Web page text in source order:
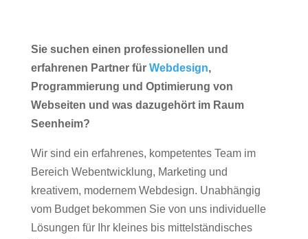
Sie suchen einen professionellen und
erfahrenen Partner für Webdesign,
Programmierung und Optimierung von
Webseiten und was dazugehört im Raum
Seenheim?
Wir sind ein erfahrenes, kompetentes Team im
Bereich Webentwicklung, Marketing und
kreativem, modernem Webdesign. Unabhängig
vom Budget bekommen Sie von uns individuelle
Lösungen für Ihr kleines bis mittelständisches